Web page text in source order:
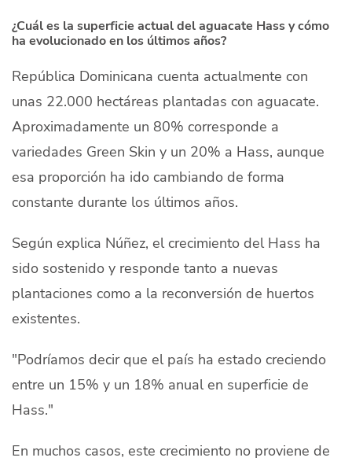
¿Cuál es la superficie actual del aguacate Hass y cómo
ha evolucionado en los últimos años?
República Dominicana cuenta actualmente con
unas 22.000 hectáreas plantadas con aguacate.
Aproximadamente un 80% corresponde a
variedades Green Skin y un 20% a Hass, aunque
esa proporción ha ido cambiando de forma
constante durante los últimos años.
Según explica Núñez, el crecimiento del Hass ha
sido sostenido y responde tanto a nuevas
plantaciones como a la reconversión de huertos
existentes.
"Podríamos decir que el país ha estado creciendo
entre un 15% y un 18% anual en superficie de
Hass."
En muchos casos, este crecimiento no proviene de